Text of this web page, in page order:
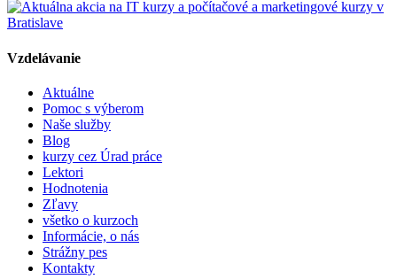
Vzdelávanie
Aktuálne
Pomoc s výberom
Naše služby
Blog
kurzy cez Úrad práce
Lektori
Hodnotenia
Zľavy
všetko o kurzoch
Informácie, o nás
Strážny pes
Kontakty